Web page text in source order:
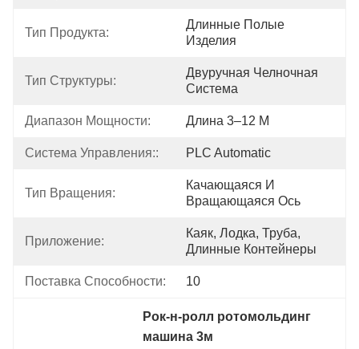
Тип Продукта:
Длинные Полые
Изделия
Тип Структуры:
Двуручная Челночная
Система
Диапазон Мощности: Длина 3–12 М
Система Управления:: PLC Automatic
Тип Вращения:
Качающаяся И
Вращающаяся Ось
Приложение:
Каяк, Лодка, Труба,
Длинные Контейнеры
Поставка Способности: 10
Рок-н-ролл ротомольдинг
машина 3м